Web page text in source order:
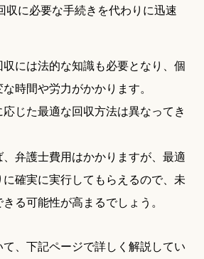
収に必要な手続きを代わりに迅速
には法的な知識も必要となり、個
時間や労力がかかります。
じた最適な回収方法は異なってき
弁護士費用はかかりますが、最適
確実に実行してもらえるので、未
る可能性が高まるでしょう。
、下記ページで詳しく解説してい